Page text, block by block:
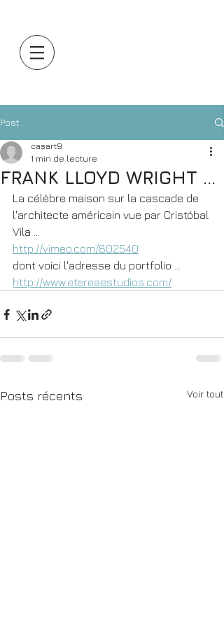
Post
FRANK LLOYD WRIGHT ...
casart9
1 min de lecture
La célèbre maison sur la cascade de
l'architecte américain vue par Cristóbal
Vila ...
http://vimeo.com/802540
dont voici l'adresse du portfolio ...
http://www.etereaestudios.com/
Posts récents Voir tout